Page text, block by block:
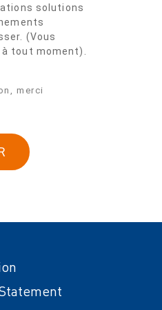
solutions
(Vous
tout moment).
merci